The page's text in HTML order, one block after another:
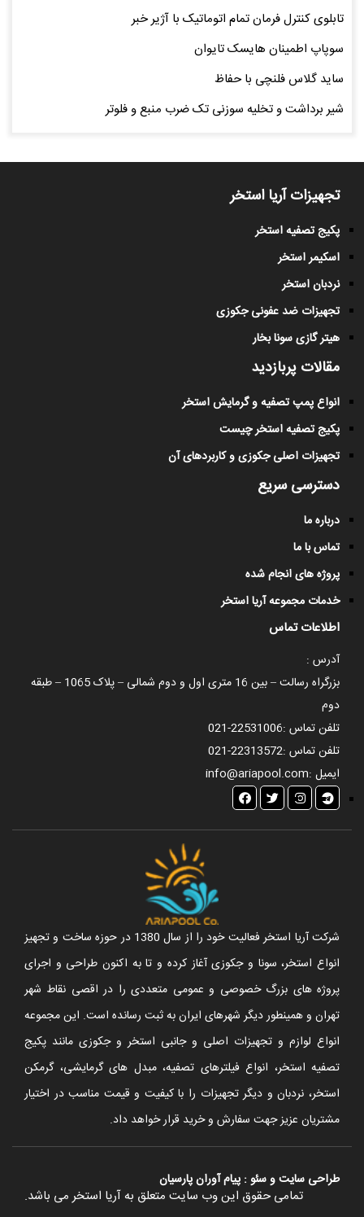
تابلوی کنترل فرمان تمام اتوماتیک با آژیر خبر
سوپاپ اطمینان هایسک تایوان
ساید گلاس فلنچی با حفاظ
شیر برداشت و تخلیه سوزنی تک ضرب منبع و فلوتر
تجهیزات آریا استخر
پکیج تصفیه استخر
اسکیمر استخر
نردبان استخر
تجهیزات ضد عفونی جکوزی
هیتر گازی سونا بخار
مقالات پربازدید
انواع پمپ تصفیه و گرمایش استخر
پکیج تصفیه استخر چیست
تجهیزات اصلی جکوزی و کاربردهای آن
دسترسی سریع
درباره ما
تماس با ما
پروژه های انجام شده
خدمات مجموعه آریا استخر
اطلاعات تماس
آدرس :
بزرگراه رسالت – بین 16 متری اول و دوم شمالی – پلاک 1065 – طبقه
دوم
تلفن تماس :021-22531006
تلفن تماس :021-22313572
ایمیل :info@ariapool.com
شرکت آریا استخر فعالیت خود را از سال 1380 در حوزه ساخت و تجهیز
انواع استخر، سونا و جکوزی آغاز کرده و تا به اکنون طراحی و اجرای
پروژه های بزرگ خصوصی و عمومی متعددی را در اقصی نقاط شهر
تهران و همینطور دیگر شهرهای ایران به ثبت رسانده است. این مجموعه
انواع لوازم و تجهیزات اصلی و جانبی استخر و جکوزی مانند پکیج
تصفیه استخر، انواع فیلترهای تصفیه، مبدل های گرمایشی، گرمکن
استخر، نردبان و دیگر تجهیزات را با کیفیت و قیمت مناسب در اختیار
مشتریان عزیز جهت سفارش و خرید قرار خواهد داد.
طراحی سایتوسئو : پیام آوران پارسیان
تمامی حقوق این وب سایت متعلق به آریا استخر می باشد.